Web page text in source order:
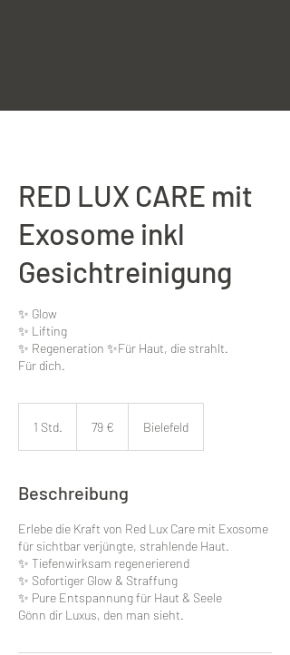
RED LUX CARE mit
Exosome inkl
Gesichtreinigung
✨ Glow
✨ Lifting
✨ Regeneration ✨️Für Haut, die strahlt.
Für dich.
1 Std. 79 € Bielefeld
Beschreibung
Erlebe die Kraft von Red Lux Care mit Exosome
für sichtbar verjüngte, strahlende Haut.
✨ Tiefenwirksam regenerierend
✨ Sofortiger Glow & Straffung
✨ Pure Entspannung für Haut & Seele
Gönn dir Luxus, den man sieht.